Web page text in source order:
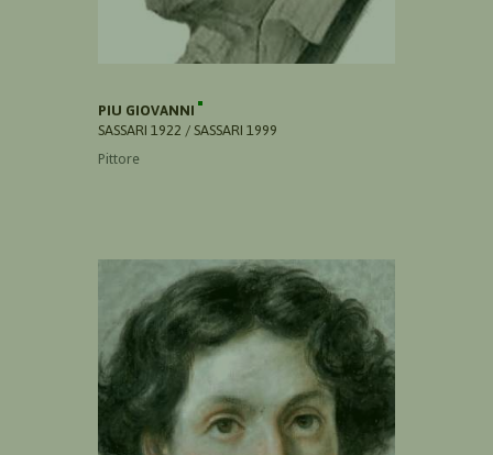
PIU GIOVANNI
SASSARI 1922 / SASSARI 1999
Pittore